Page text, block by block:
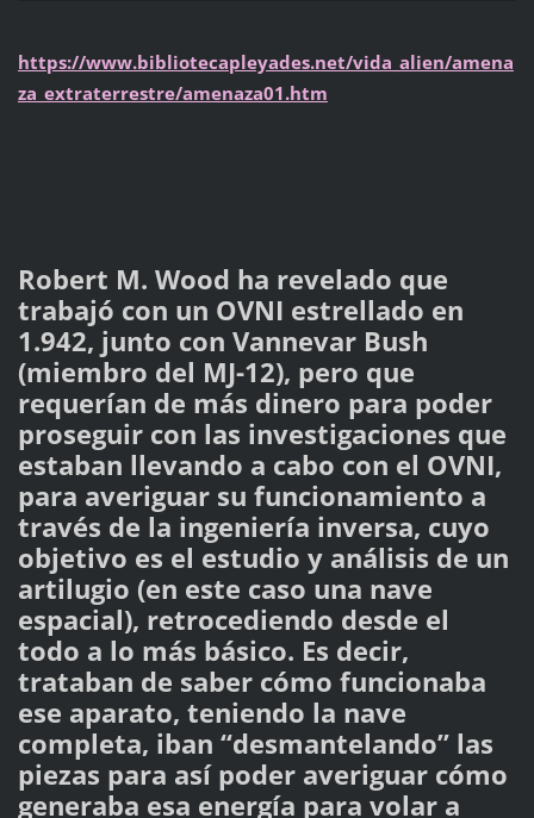
https://www.bibliotecapleyades.net/vida_alien/amena
za_extraterrestre/amenaza01.htm
Robert M. Wood ha revelado que
trabajó con un OVNI estrellado en
1.942, junto con Vannevar Bush
(miembro del MJ-12), pero que
requerían de más dinero para poder
proseguir con las investigaciones que
estaban llevando a cabo con el OVNI,
para averiguar su funcionamiento a
través de la ingeniería inversa, cuyo
objetivo es el estudio y análisis de un
artilugio (en este caso una nave
espacial), retrocediendo desde el
todo a lo más básico. Es decir,
trataban de saber cómo funcionaba
ese aparato, teniendo la nave
completa, iban “desmantelando” las
piezas para así poder averiguar cómo
generaba esa energía para volar a